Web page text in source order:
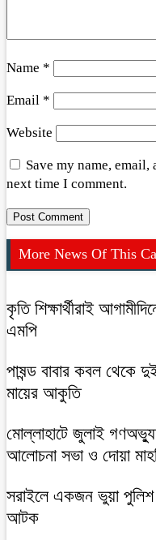
Name *
Email *
Website
Save my name,
next time I comment.
More News Of This
কৃতি শিক্ষার্থীরাই
এমপি
পাষন্ড বাবার কবল থেকে
মায়ের আকুতি
মোল্লাহাটে জুলাই
আলোচনা সভা ও দোয়া
সরাইলে একজন ভুয়া
আটক